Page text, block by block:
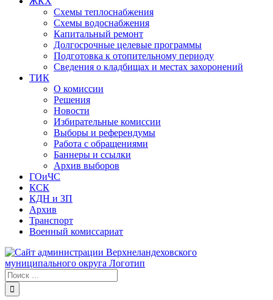
Схемы теплоснабжения
Схемы водоснабжения
Капитальный ремонт
Долгосрочные целевые программы
Подготовка к отопительному периоду
Сведения о кладбищах и местах захоронений
ТИК
О комиссии
Решения
Новости
Избирательные комиссии
Выборы и референдумы
Работа с обращениями
Баннеры и ссылки
Архив выборов
ГОиЧС
КСК
КДН и ЗП
Архив
Транспорт
Военный комиссариат
Результат
поиска: